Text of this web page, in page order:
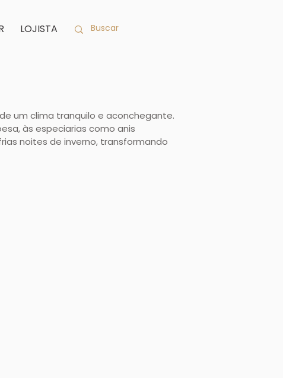
LOJISTA
um clima tranquilo e aconchegante.
às especiarias como anis
noites de inverno, transformando